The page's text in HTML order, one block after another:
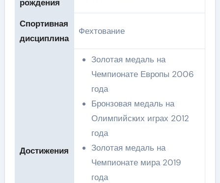
рождения
Спортивная
дисциплина
Фехтование
Достижения
Золотая медаль на
Чемпионате Европы 2006
года
Бронзовая медаль на
Олимпийских играх 2012
года
Золотая медаль на
Чемпионате мира 2019
года